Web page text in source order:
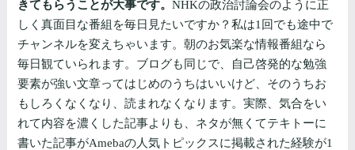
きてもらうことが大事です。NHKの政治討論会のように正
しく真面目な番組を毎日見たいですか？私は1回でも途中で
チャンネルを変えちゃいます。朝のお気楽な情報番組なら
毎日観ていられます。ブログも同じで、自己啓発的な勉強
要素が強い文章ってはじめのうちはいいけど、そのうちお
もしろくなくなり、読まれなくなります。実際、気合をい
れて内容を濃くした記事よりも、ネタが無くてテキトーに
書いた記事がAmebaの人気トピックスに掲載された経験が1